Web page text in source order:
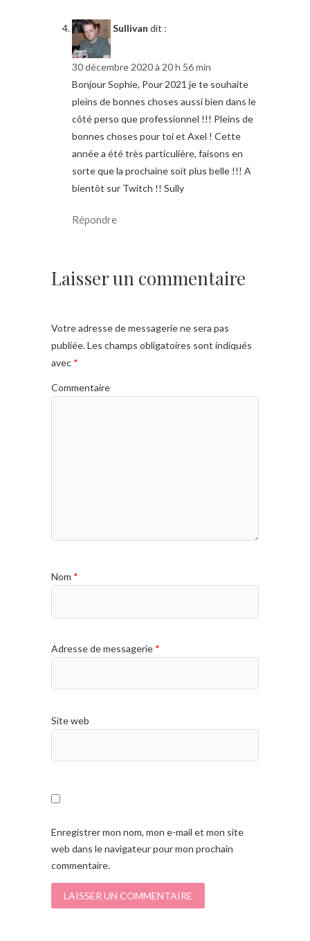
Sullivan dit :
30 décembre 2020 à 20 h 56 min
Bonjour Sophie, Pour 2021 je te souhaite
pleins de bonnes choses aussi bien dans le
côté perso que professionnel !!! Pleins de
bonnes choses pour toi et Axel ! Cette
année a été très particulière, faisons en
sorte que la prochaine soit plus belle !!! A
bientôt sur Twitch !! Sully
Répondre
Laisser un commentaire
Votre adresse de messagerie ne sera pas
publiée.Les champs obligatoires sont indiqués
avec *
Commentaire
Nom *
Adresse de messagerie *
Site web
Enregistrer mon nom, mon e-mail et mon site
web dans le navigateur pour mon prochain
commentaire.